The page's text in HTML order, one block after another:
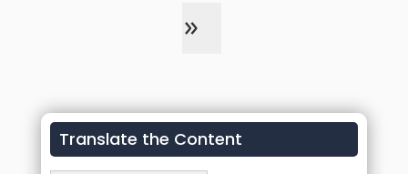
»
Translate the Content